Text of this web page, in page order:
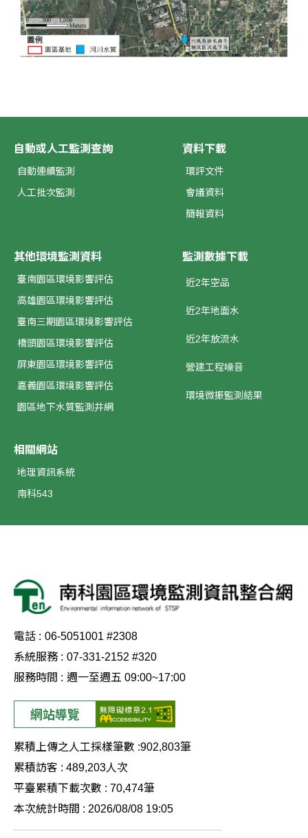
自動或人工監測查詢
自動連續監測
人工批次監測
其他環境監測資料
臺南園區環境影響評估
高雄園區環境影響評估
臺南三期園區環境影響評估
橋頭園區環境影響評估
屏東園區環境影響評估
嘉義園區環境影響評估
園區地下水質監測井網
監測數據下載
近2年空品
近2年地面水
近2年放流水
營建工程噪音
環境微振監測結果
資料下載
環評文件
會議資料
簡報資料
相關網站
地理資訊系統
南科543
電話 : 06-5051001 #2308
系統服務 : 07-331-2152 #320
服務時間 : 週一至週五 09:00~17:00
網站導覽
累積上傳之人工採樣筆數 :902,803筆
累積訪客 : 489,203人次
平臺累積下載次數 : 70,474筆
本次統計時間 : 2026/08/08 19:05